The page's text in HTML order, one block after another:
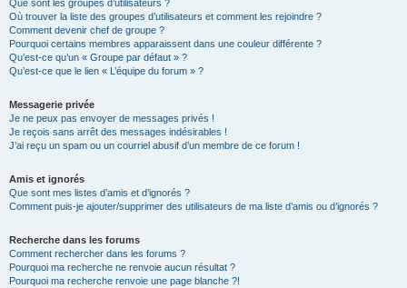
Que sont les groupes d’utilisateurs ?
Où trouver la liste des groupes d’utilisateurs et comment les rejoindre ?
Comment devenir chef de groupe ?
Pourquoi certains membres apparaissent dans une couleur différente ?
Qu’est-ce qu’un « Groupe par défaut » ?
Qu’est-ce que le lien « L’équipe du forum » ?
Messagerie privée
Je ne peux pas envoyer de messages privés !
Je reçois sans arrêt des messages indésirables !
J’ai reçu un spam ou un courriel abusif d’un membre de ce forum !
Amis et ignorés
Que sont mes listes d’amis et d’ignorés ?
Comment puis-je ajouter/supprimer des utilisateurs de ma liste d’amis ou d’ignorés ?
Recherche dans les forums
Comment rechercher dans les forums ?
Pourquoi ma recherche ne renvoie aucun résultat ?
Pourquoi ma recherche renvoie une page blanche ?!